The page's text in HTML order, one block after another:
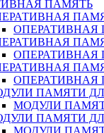
ПАМЯТЬ
ОПЕРАТИВНАЯ
ОПЕРАТИВНАЯ
ОПЕРАТИВНАЯ
ПАМЯТИ
МОДУЛИ
ПАМЯТИ